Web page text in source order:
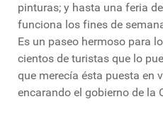
pinturas; y hasta una feria
funciona los fines de
Es un paseo hermoso para
cientos de turistas que lo
que merecía ésta puesta en
encarando el gobierno de la